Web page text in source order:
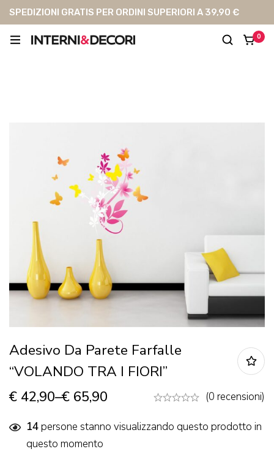
SPEDIZIONI GRATIS PER ORDINI SUPERIORI A 39,90 €
0
Adesivo Da Parete Farfalle
“VOLANDO TRA I FIORI”
€ 42,90–€ 65,90 (0 recensioni)
14persone stanno visualizzando questo prodotto in
questo momento